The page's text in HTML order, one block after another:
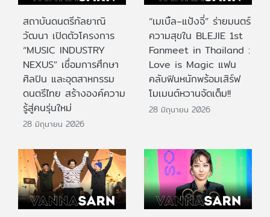
สถาบันดนตรีกัลยาณิ
วัฒนา เปิดตัวโครงการ
“MUSIC INDUSTRY
NEXUS” เชื่อมการศึกษา
ศิลปิน และอุตสาหกรรม
ดนตรีไทย สร้างองค์ความ
รู้สู่คนรุ่นใหม่
28 มิถุนายน 2026
“เมเบิ้ล–แป้งจี่” ร่ายมนตร์
ความสุขใน BLEJIE 1st
Fanmeet in Thailand :
Love is Magic แฟน
คลับฟินหนักพร้อมเสิร์ฟ
โมเมนต์หวานจัดเต็ม!!
28 มิถุนายน 2026